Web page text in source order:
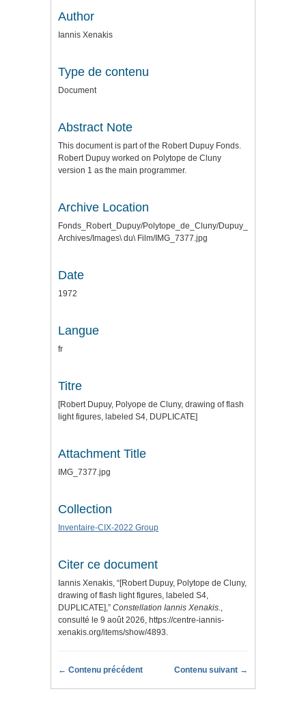
Author
Iannis Xenakis
Type de contenu
Document
Abstract Note
This document is part of the Robert Dupuy Fonds.
Robert Dupuy worked on Polytope de Cluny
version 1 as the main programmer.
Archive Location
Fonds_Robert_Dupuy/Polytope_de_Cluny/
Archives/Images\ du\ Film/IMG_7377.jpg
Date
1972
Langue
fr
Titre
[Robert Dupuy, Polyope de Cluny, drawing of flash
light figures, labeled S4, DUPLICATE]
Attachment Title
IMG_7377.jpg
Collection
Inventaire-CIX-2022 Group
Citer ce document
Iannis Xenakis, “[Robert Dupuy, Polytope de Cluny,
drawing of flash light figures, labeled S4,
DUPLICATE],” Constellation Iannis Xenakis.,
consulté le 9 août 2026, https://centre-iannis-
xenakis.org/items/show/4893.
← Contenu précédent Contenu suivant →